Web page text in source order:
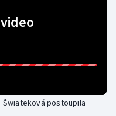
Šwiateková postoupila